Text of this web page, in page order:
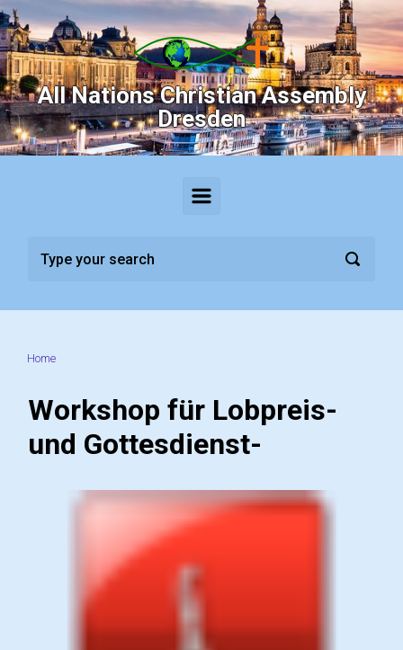
Skip to main content
All Nations Christian Assembly
Dresden
Home
Workshop für Lobpreis-
und Gottesdienst-